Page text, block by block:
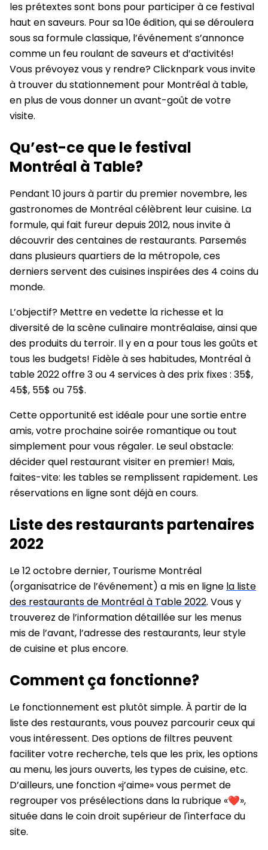
les prétextes sont bons pour participer à ce festival
haut en saveurs. Pour sa 10e édition, qui se déroulera
sous sa formule classique, l’événement s’annonce
comme un feu roulant de saveurs et d’activités!
Vous prévoyez vous y rendre? Clicknpark vous invite
à trouver du stationnement pour Montréal à table,
en plus de vous donner un avant-goût de votre
visite.
Qu’est-ce que le festival
Montréal à Table?
Pendant 10 jours à partir du premier novembre, les
gastronomes de Montréal célèbrent leur cuisine. La
formule, qui fait fureur depuis 2012, nous invite à
découvrir des centaines de restaurants. Parsemés
dans plusieurs quartiers de la métropole, ces
derniers servent des cuisines inspirées des 4 coins du
monde.
L’objectif? Mettre en vedette la richesse et la
diversité de la scène culinaire montréalaise, ainsi que
des produits du terroir. Il y en a pour tous les goûts et
tous les budgets! Fidèle à ses habitudes, Montréal à
table 2022 offre 3 ou 4 services à des prix fixes : 35$,
45$, 55$ ou 75$.
Cette opportunité est idéale pour une sortie entre
amis, votre prochaine soirée romantique ou tout
simplement pour vous régaler. Le seul obstacle:
décider quel restaurant visiter en premier! Mais,
faites-vite: les tables se remplissent rapidement. Les
réservations en ligne sont déjà en cours.
Liste des restaurants partenaires
2022
Le 12 octobre dernier, Tourisme Montréal
(organisatrice de l’événement) a mis en ligne la liste
des restaurants de Montréal à Table 2022. Vous y
trouverez de l’information détaillée sur les menus
mis de l’avant, l’adresse des restaurants, leur style
de cuisine et plus encore.
Comment ça fonctionne?
Le fonctionnement est plutôt simple. À partir de la
liste des restaurants, vous pouvez parcourir ceux qui
vous intéressent. Des options de filtres peuvent
faciliter votre recherche, tels que les prix, les options
au menu, les jours ouverts, les types de cuisine, etc.
D’ailleurs, une fonction «j’aime» vous permet de
regrouper vos présélections dans la rubrique «❤»,
située dans le coin droit supérieur de l'interface du
site.